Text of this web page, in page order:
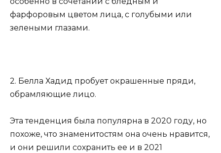
фарфоровым цветом лица, с голубыми или
зелеными глазами.
2. Белла Хадид пробует окрашенные пряди,
обрамляющие лицо.
Эта тенденция была популярна в 2020 году, но
похоже, что знаменитостям она очень нравится,
и они решили сохранить ее и в 2021